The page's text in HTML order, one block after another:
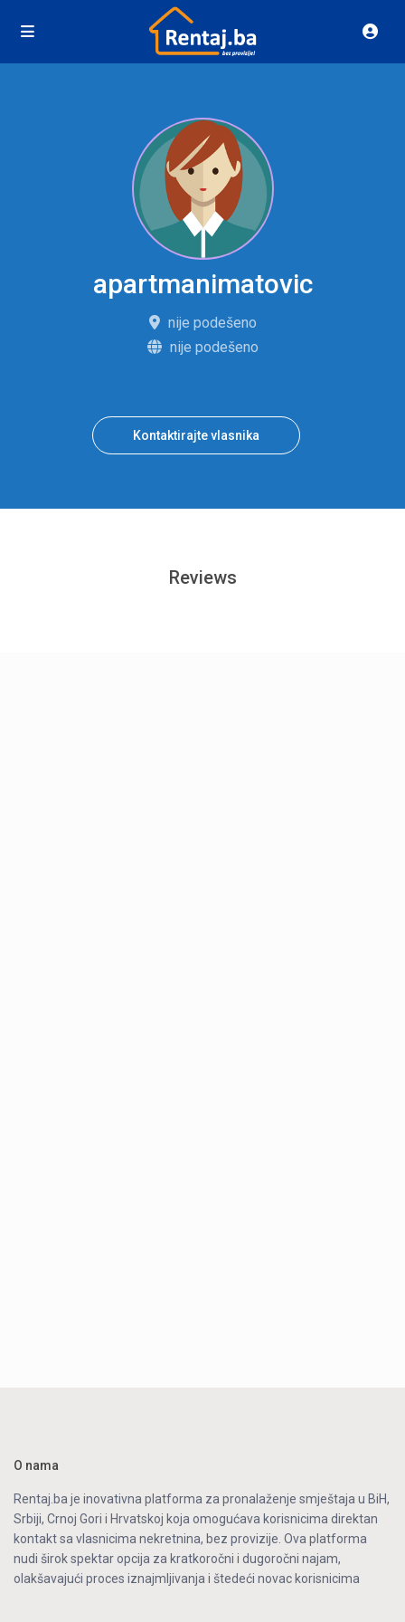
apartmanimatovic
nije podešeno
nije podešeno
Kontaktirajte vlasnika
Reviews
O nama
Rentaj.ba je inovativna platforma za pronalaženje smještaja u BiH,
Srbiji, Crnoj Gori i Hrvatskoj koja omogućava korisnicima direktan
kontakt sa vlasnicima nekretnina, bez provizije. Ova platforma
nudi širok spektar opcija za kratkoročni i dugoročni najam,
olakšavajući proces iznajmljivanja i štedeći novac korisnicima